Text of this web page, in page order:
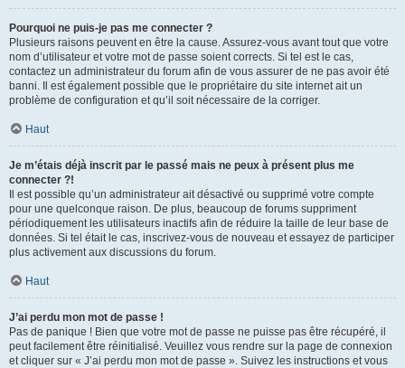
Pourquoi ne puis-je pas me connecter ?
Plusieurs raisons peuvent en être la cause. Assurez-vous avant tout que votre
nom d’utilisateur et votre mot de passe soient corrects. Si tel est le cas,
contactez un administrateur du forum afin de vous assurer de ne pas avoir été
banni. Il est également possible que le propriétaire du site internet ait un
problème de configuration et qu’il soit nécessaire de la corriger.
Haut
Je m’étais déjà inscrit par le passé mais ne peux à présent plus me
connecter ?!
Il est possible qu’un administrateur ait désactivé ou supprimé votre compte
pour une quelconque raison. De plus, beaucoup de forums suppriment
périodiquement les utilisateurs inactifs afin de réduire la taille de leur base de
données. Si tel était le cas, inscrivez-vous de nouveau et essayez de participer
plus activement aux discussions du forum.
Haut
J’ai perdu mon mot de passe !
Pas de panique ! Bien que votre mot de passe ne puisse pas être récupéré, il
peut facilement être réinitialisé. Veuillez vous rendre sur la page de connexion
et cliquer sur « J’ai perdu mon mot de passe ». Suivez les instructions et vous